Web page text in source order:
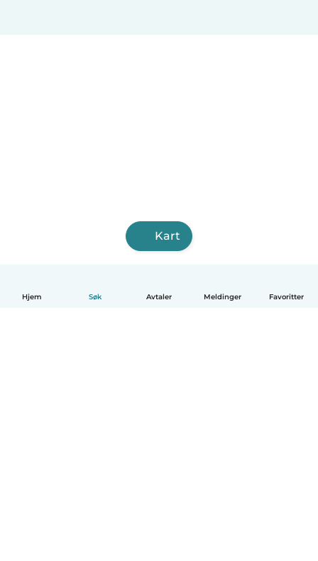
Hjem Søk Avtaler Meldinger Favoritter
Kart